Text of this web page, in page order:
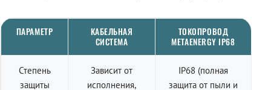
ПАРАМЕТР
КАБЕЛЬНАЯ
СИСТЕМА
ТОКОПРОВОД
METAENERGY IP68
Степень
защиты
Зависит от
исполнения,
IP68 (полная
защита от пыли и